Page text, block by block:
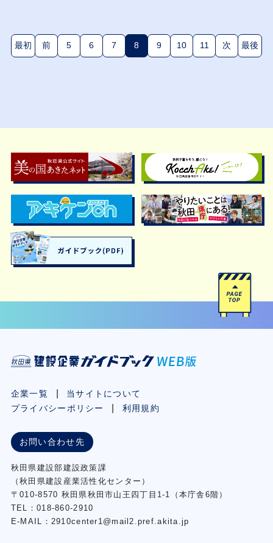
最初 前 5 6 7 8(現在のページ)
9 10 11 次 最後
企業一覧
当サイトについて
プライバシーポリシー
利用規約
お問い合わせ先
秋⽥県建設部建設政策課
（秋⽥県建設産業活性化センター）
〒010-8570 秋田県秋田市⼭王四丁⽬1-1（本庁舎6階）
TEL：018-860-2910
E-MAIL：2910center1@mail2.pref.akita.jp